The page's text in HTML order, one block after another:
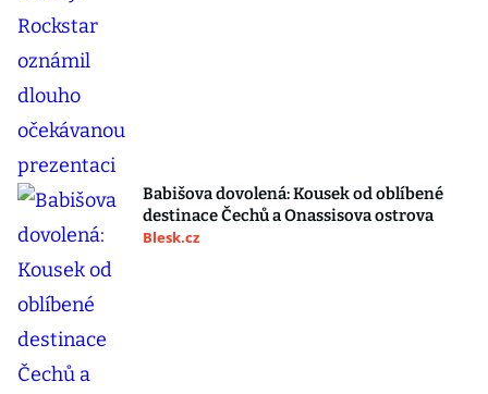
Babišova dovolená: Kousek od oblíbené
destinace Čechů a Onassisova ostrova
Blesk.cz